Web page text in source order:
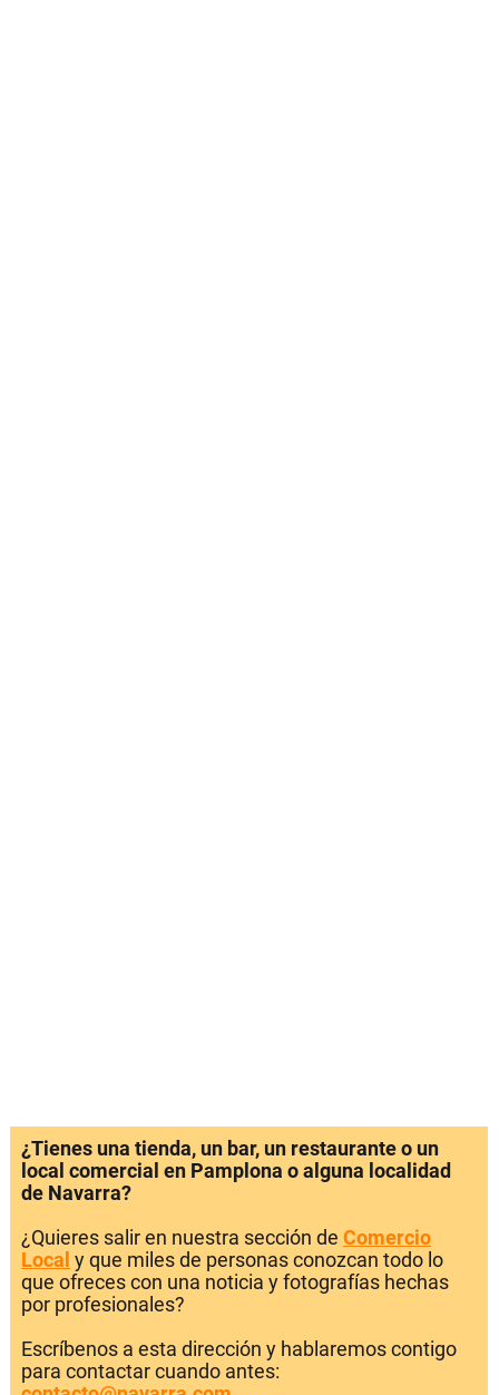
¿Tienes una tienda, un bar, un restaurante o un
local comercial en Pamplona o alguna localidad
de Navarra?
¿Quieres salir en nuestra sección de Comercio
Local y que miles de personas conozcan todo lo
que ofreces con una noticia y fotografías hechas
por profesionales?
Escríbenos a esta dirección y hablaremos contigo
para contactar cuando antes: